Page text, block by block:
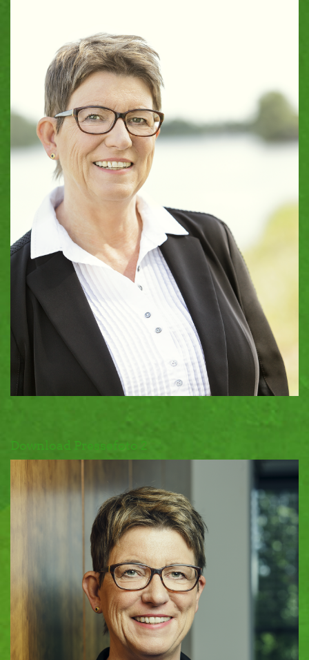
Download Pressefoto 2